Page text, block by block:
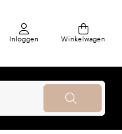
Inloggen Winkelwagen